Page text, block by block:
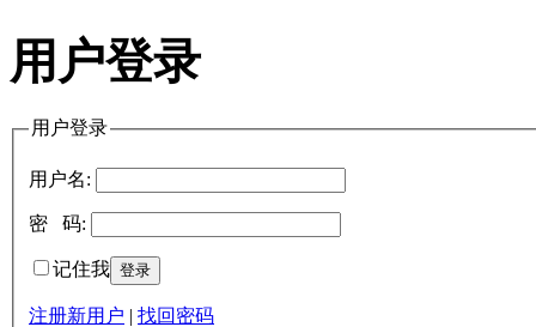
用户登录
用户登录
用户名:
密 码:
记住我
注册新用户 | 找回密码